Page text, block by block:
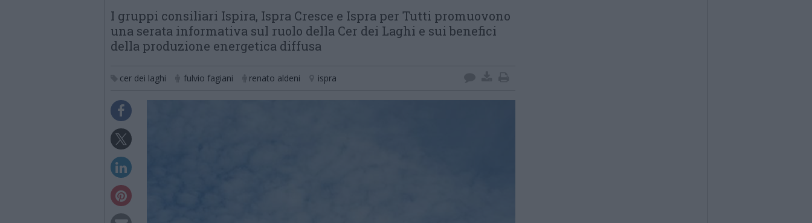
I gruppi consiliari Ispira, Ispra Cresce e Ispra per Tutti promuovono
una serata informativa sul ruolo della Cer dei Laghi e sui benefici
della produzione energetica diffusa
cer dei laghi fulvio fagiani renato aldeni ispra